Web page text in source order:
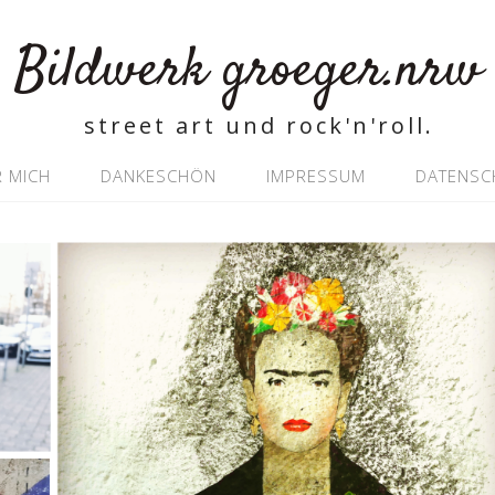
Bildwerk groeger.nrw
street art und rock'n'roll.
MICH DANKESCHÖN IMPRESSUM